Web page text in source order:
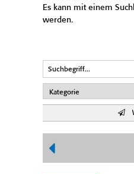
Es kann mit einem
werden.